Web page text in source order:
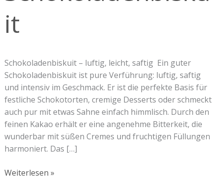
it
Schokoladenbiskuit – luftig, leicht, saftig Ein guter
Schokoladenbiskuit ist pure Verführung: luftig, saftig
und intensiv im Geschmack. Er ist die perfekte Basis für
festliche Schokotorten, cremige Desserts oder schmeckt
auch pur mit etwas Sahne einfach himmlisch. Durch den
feinen Kakao erhält er eine angenehme Bitterkeit, die
wunderbar mit süßen Cremes und fruchtigen Füllungen
harmoniert. Das […]
Weiterlesen »